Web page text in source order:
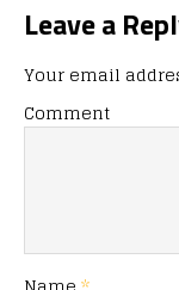
Leave a
Your email
Comment